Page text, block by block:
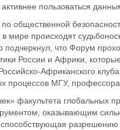
пользоваться
общественной
в мире происходят
что Форум
России и Африки,
Африканского
процессов МГУ, профессора
факультета
оказывающим
способствующая разрешению